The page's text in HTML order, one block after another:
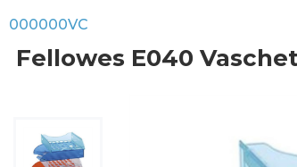
000000VC
Fellowes E040